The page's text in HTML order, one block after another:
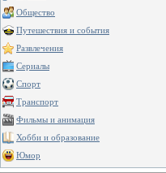
Общество
Путешествия и события
Развлечения
Сериалы
Спорт
Транспорт
Фильмы и анимация
Хобби и образование
Юмор